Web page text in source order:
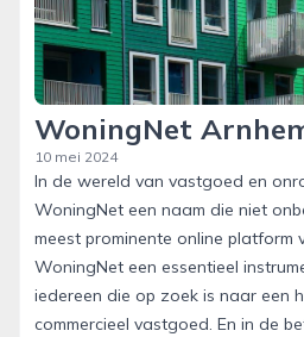
WoningNet
10 mei 2024
In de wereld van vastgoed en
WoningNet een naam die niet
meest prominente online platform
WoningNet een essentieel
iedereen die op zoek is naar een
commercieel vastgoed. En in de